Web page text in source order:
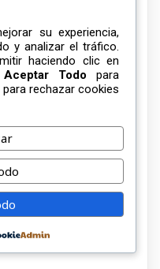
EDUCATIVA
EL DEPARTAMENTO
LA UNIVERSIDAD
DE PARIA “LUIS
CARÚPANO. ESTADO
Eduardo Figueroa
PROCESO DE
DE LÍMITE Y
MEDIANTE
EN EL PNF DE
su experiencia,
y analizar el tráfico.
haciendo clic en
Aceptar Todo para
para rechazar cookies